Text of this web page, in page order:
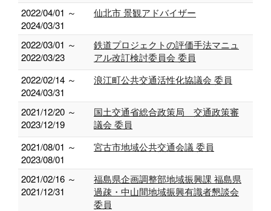
2022/04/01 ～
2024/03/31
仙北市 景観アドバイザー
2022/03/01 ～
2022/03/23
鉄道プロジェクトの評価手法マニュ
アル改訂検討委員会 委員
2022/02/14 ～
2024/03/31
浪江町公共交通活性化協議会 委員
2021/12/20 ～
2023/12/19
国土交通省総合政策局 交通政策審
議会 委員
2021/08/01 ～
2023/08/01
宮古市地域公共交通会議 委員
2021/02/16 ～
2021/12/31
福島県企画調整部地域振興課 福島県
過疎・中山間地域振興有識者懇談会
委員